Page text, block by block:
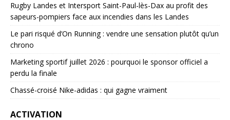
Rugby Landes et Intersport Saint-Paul-lès-Dax au profit des
sapeurs-pompiers face aux incendies dans les Landes
Le pari risqué d’On Running : vendre une sensation plutôt qu’un
chrono
Marketing sportif juillet 2026 : pourquoi le sponsor officiel a
perdu la finale
Chassé-croisé Nike-adidas : qui gagne vraiment
ACTIVATION